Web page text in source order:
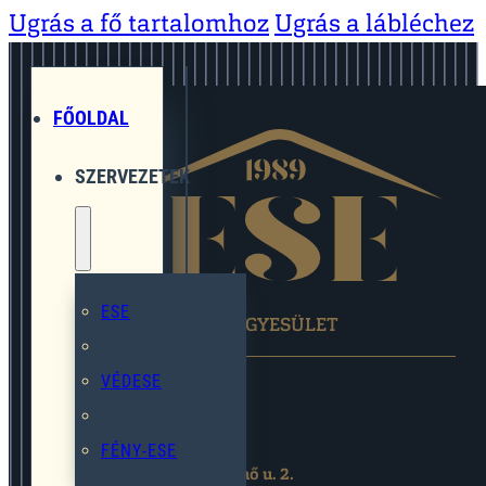
Ugrás a fő tartalomhoz Ugrás a lábléchez
FŐOLDAL
SZERVEZETEK
ESE
VÉDESE
FÉNY-ESE
EGYMÁST SEGÍTŐ EGYESÜLET
2119 Pécel,Pihenő u. 2.